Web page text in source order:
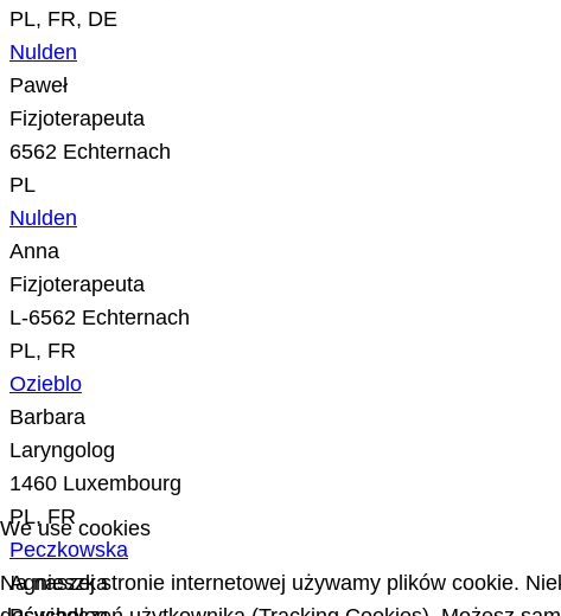
PL, FR, DE
Nulden
Paweł
Fizjoterapeuta
6562 Echternach
PL
Nulden
Anna
Fizjoterapeuta
L-6562 Echternach
PL, FR
Ozieblo
Barbara
Laryngolog
1460 Luxembourg
PL, FR
Peczkowska
Agnieszka
We use cookies
Na naszej stronie internetowej używamy plików cookie.